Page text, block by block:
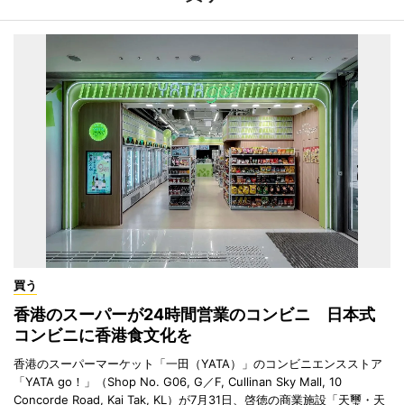
買う
香港のスーパーが24時間営業のコンビニ 日本式
コンビニに香港食文化を
香港のスーパーマーケット「一田（YATA）」のコンビニエンスストア
「YATA go！」（Shop No. G06, G／F, Cullinan Sky Mall, 10
Concorde Road, Kai Tak, KL）が7月31日、啓徳の商業施設「天璽・天